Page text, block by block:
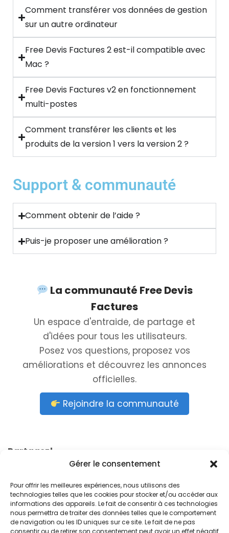
Gérer le consentement
Pour offrir les meilleures expériences, nous utilisons des
technologies telles que les cookies pour stocker et/ou accéder aux
informations des appareils. Le fait de consentir à ces technologies
nous permettra de traiter des données telles que le comportement
de navigation ou les ID uniques sur ce site. Le fait de ne pas
consentir ou de retirer son consentement peut avoir un effet négatif
Comment transférer vos données de gestion
sur un autre ordinateur
Free Devis Factures 2 est-il compatible avec
Mac ?
Free Devis Factures v2 en fonctionnement
multi-postes
Comment transférer les clients et les
produits de la version 1 vers la version 2 ?
Support & communauté
Comment obtenir de l’aide ?
Puis-je proposer une amélioration ?
La communauté Free Devis
Factures
Un espace d'entraide, de partage et
d'idées pour tous les utilisateurs.
Posez vos questions, proposez vos
améliorations et découvrez les annonces
officielles.
Rejoindre la communauté
Partagez!